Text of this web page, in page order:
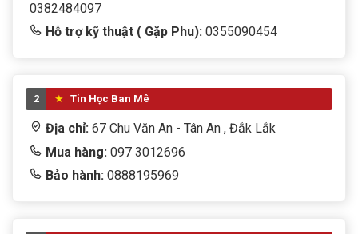
0382484097
Hỗ trợ kỹ thuật ( Gặp Phu): 0355090454
2 Tin Học Ban Mê
Địa chỉ: 67 Chu Văn An - Tân An , Đắk Lắk
Mua hàng: 097 3012696
Bảo hành: 0888195969